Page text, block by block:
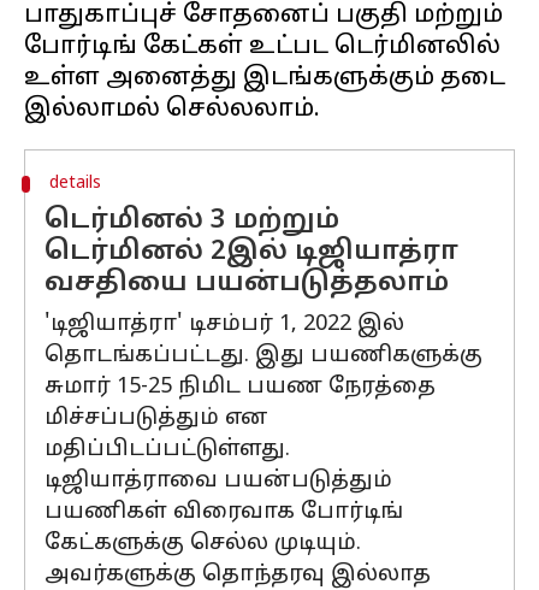
பாதுகாப்புச் சோதனைப் பகுதி மற்றும்
போர்டிங் கேட்கள் உட்பட டெர்மினலில்
உள்ள அனைத்து இடங்களுக்கும் தடை
details
டெர்மினல் 3 மற்றும்
டெர்மினல் 2இல் டிஜியாத்ரா
வசதியை பயன்படுத்தலாம்
'டிஜியாத்ரா' டிசம்பர் 1, 2022 இல்
தொடங்கப்பட்டது. இது பயணிகளுக்கு
சுமார் 15-25 நிமிட பயண நேரத்தை
மிச்சப்படுத்தும் என
மதிப்பிடப்பட்டுள்ளது.
டிஜியாத்ராவை பயன்படுத்தும்
பயணிகள் விரைவாக போர்டிங்
கேட்களுக்கு செல்ல முடியும்.
அவர்களுக்கு தொந்தரவு இல்லாத